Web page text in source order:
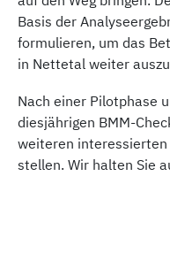
Basis der
formulieren, um das
in Nettetal weiter
Nach einer Pilotphase
diesjährigen BMM-
weiteren interessierten
stellen. Wir halten Sie